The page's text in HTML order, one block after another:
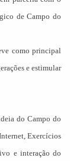
de Campo do
como principal
e estimular
do Campo do
Exercícios
e interação do